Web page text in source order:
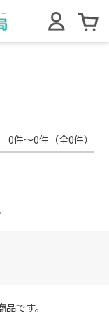
0件～0件（全0件）
です。